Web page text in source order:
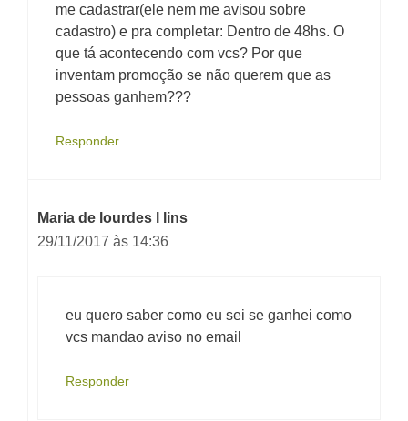
me cadastrar(ele nem me avisou sobre
cadastro) e pra completar: Dentro de 48hs. O
que tá acontecendo com vcs? Por que
inventam promoção se não querem que as
pessoas ganhem???
Responder
Maria de lourdes l lins
29/11/2017 às 14:36
eu quero saber como eu sei se ganhei como
vcs mandao aviso no email
Responder